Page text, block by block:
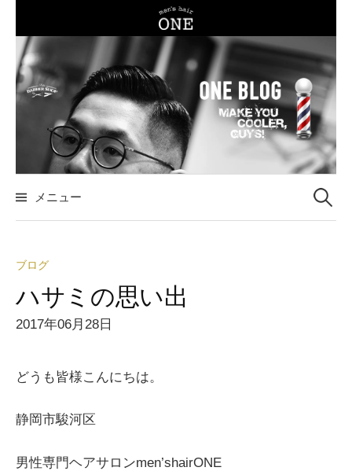
テ
ン
ツ
プ
メニュー 検
ブログ
ハサミの思い出
2017年06月28日
どうも皆様こんにちは。
静岡市駿河区
男性専門ヘアサロンmen’shairONE